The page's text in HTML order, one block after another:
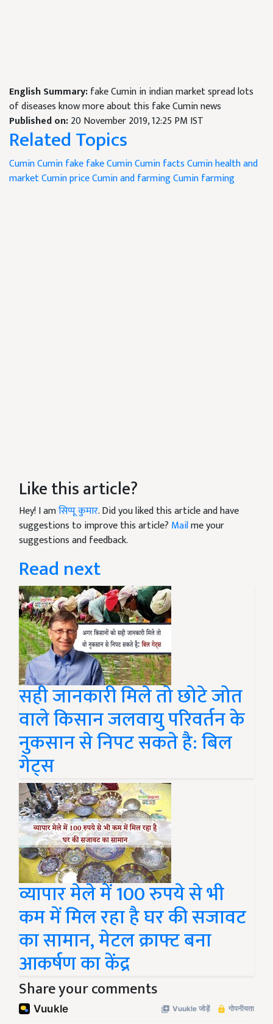
English Summary:fake Cumin in indian market spread lots
of diseases know more about this fake Cumin news
Published on:20 November 2019, 12:25 PM IST
Related Topics
CuminCumin fakefake CuminCumin factsCumin health and
marketCumin priceCumin and farmingCumin farming
Like this article?
Hey! I amसिप्पू कुमार. Did you liked this article and have
suggestions to improve this article? Mailme your
suggestions and feedback.
Read next
सही जानकारी मिले तो छोटे जोत
वाले किसान जलवायु परिवर्तन के
नुकसान से निपट सकते है: बिल
गेट्स
व्यापार मेले में 100 रुपये से भी
कम में मिल रहा है घर की सजावट
का सामान, मेटल क्राफ्ट बना
आकर्षण का केंद्र
Share your comments